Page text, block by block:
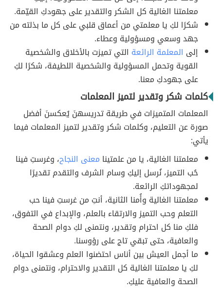
معلمتنا الغالية كل الشكر والتقدير على جهودكِ القيّمة.
شكرًا لكِ يا معلمتي من أعماق قلبي على كل ما بذلته من
جهد وسعي ومسؤولية وعطاء.
إلى المعلمة الرائعة التي تميزت بالأخلاق والشخصية
القوية وتحمل المسؤولية والشخصية اللطيفة، شكرًا لكِ
على جهودكِ معنا.
كلمات شكر وتقدير لتميز المعلمات
المعلمات المتميزات في طريقة تدريسهنَ يُعكسنَ أفضل
صورة عن التعليم، وكلمات شكر وتقدير لتميز المعلمات فيما
يأتي:
معلمتنا الغالية، يا من علمتينا معنى النجاح، وغرستِ فينا
حُب التميز، نُرسل إليكِ وسام الشرف والتقدم تقديرًا
لمجهوداتكِ الرائعة.
معلمتنا الغالية وأُمنا الثانية، أنتِ من غرستِ فينا حب
التعلم وحب التميز والارتقاء بالعلم، والإبداع في التفوق،
فلكِ منا كل احترام وتقدير، ونتمنى لكِ دوام الصحة
والعافية، حتى تبقي تاج على رؤوسنا.
ما أجمل العيش بين أناس احتضنوا العلم وعشقوا الحياة،
لكِ يا معلمتنا الغالية كل التقدير والاحترام، ونتمنى دوام
الصحة والعافية عليكِ.